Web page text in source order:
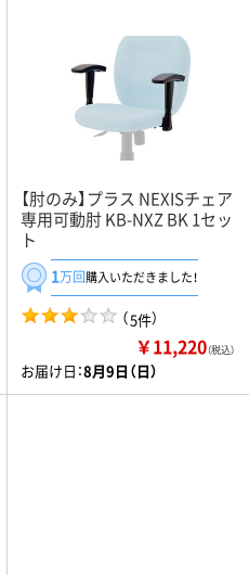
【肘のみ】プラス NEXISチェア
専用可動肘 KB-NXZ BK 1セッ
ト
1万回購入いただきました！
（5件）
￥11,220（税込）
お届け日：8月9日（日）